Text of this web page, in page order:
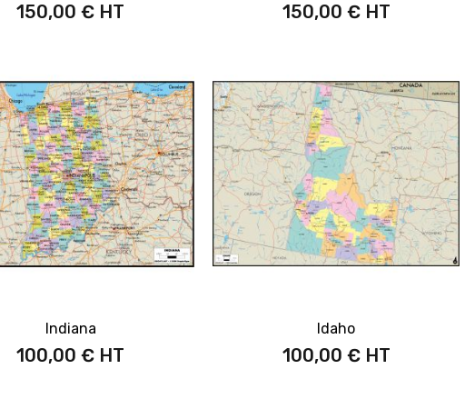
150,00 € 150,00 €
Indiana
100,00 €
Idaho
100,00 €